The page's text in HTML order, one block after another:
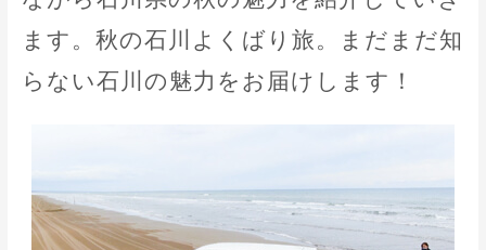
ます。秋の石川よくばり旅。まだまだ知
らない石川の魅力をお届けします！